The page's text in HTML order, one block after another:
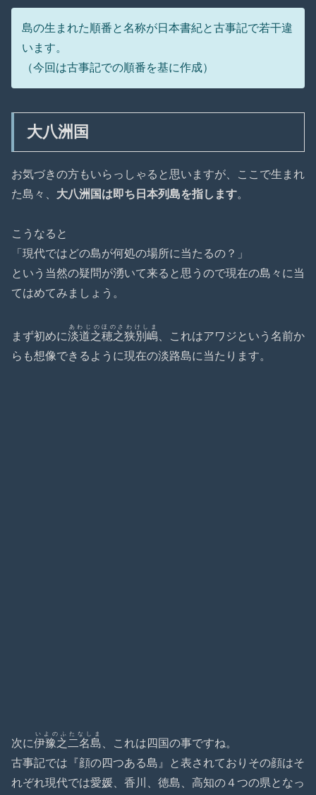
島の生まれた順番と名称が日本書紀と古事記で若干違
います。
（今回は古事記での順番を基に作成）
大八洲国
お気づきの方もいらっしゃると思いますが、ここで生まれ
た島々、 大八洲国は即ち日本列島を指します。
こうなると
「現代ではどの島が何処の場所に当たるの？」
という当然の疑問が湧いて来ると思うので現在の島々に当
てはめてみましょう。
まず初めに淡道之穂之狭別嶋
あわじのほのさわけしま
、これはアワジという名前か
らも想像できるように現在の淡路島に当たります。
次に伊豫之二名島
いよのふたなしま
、これは四国の事ですね。
古事記では『顔の四つある島』と表されておりその顔はそ
れぞれ現代では愛媛、香川、徳島、高知の４つの県となっ